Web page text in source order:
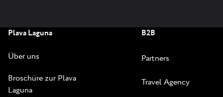
Plava Laguna
Über uns
Broschüre zur Plava
Laguna
B2B
Partners
Travel Agency